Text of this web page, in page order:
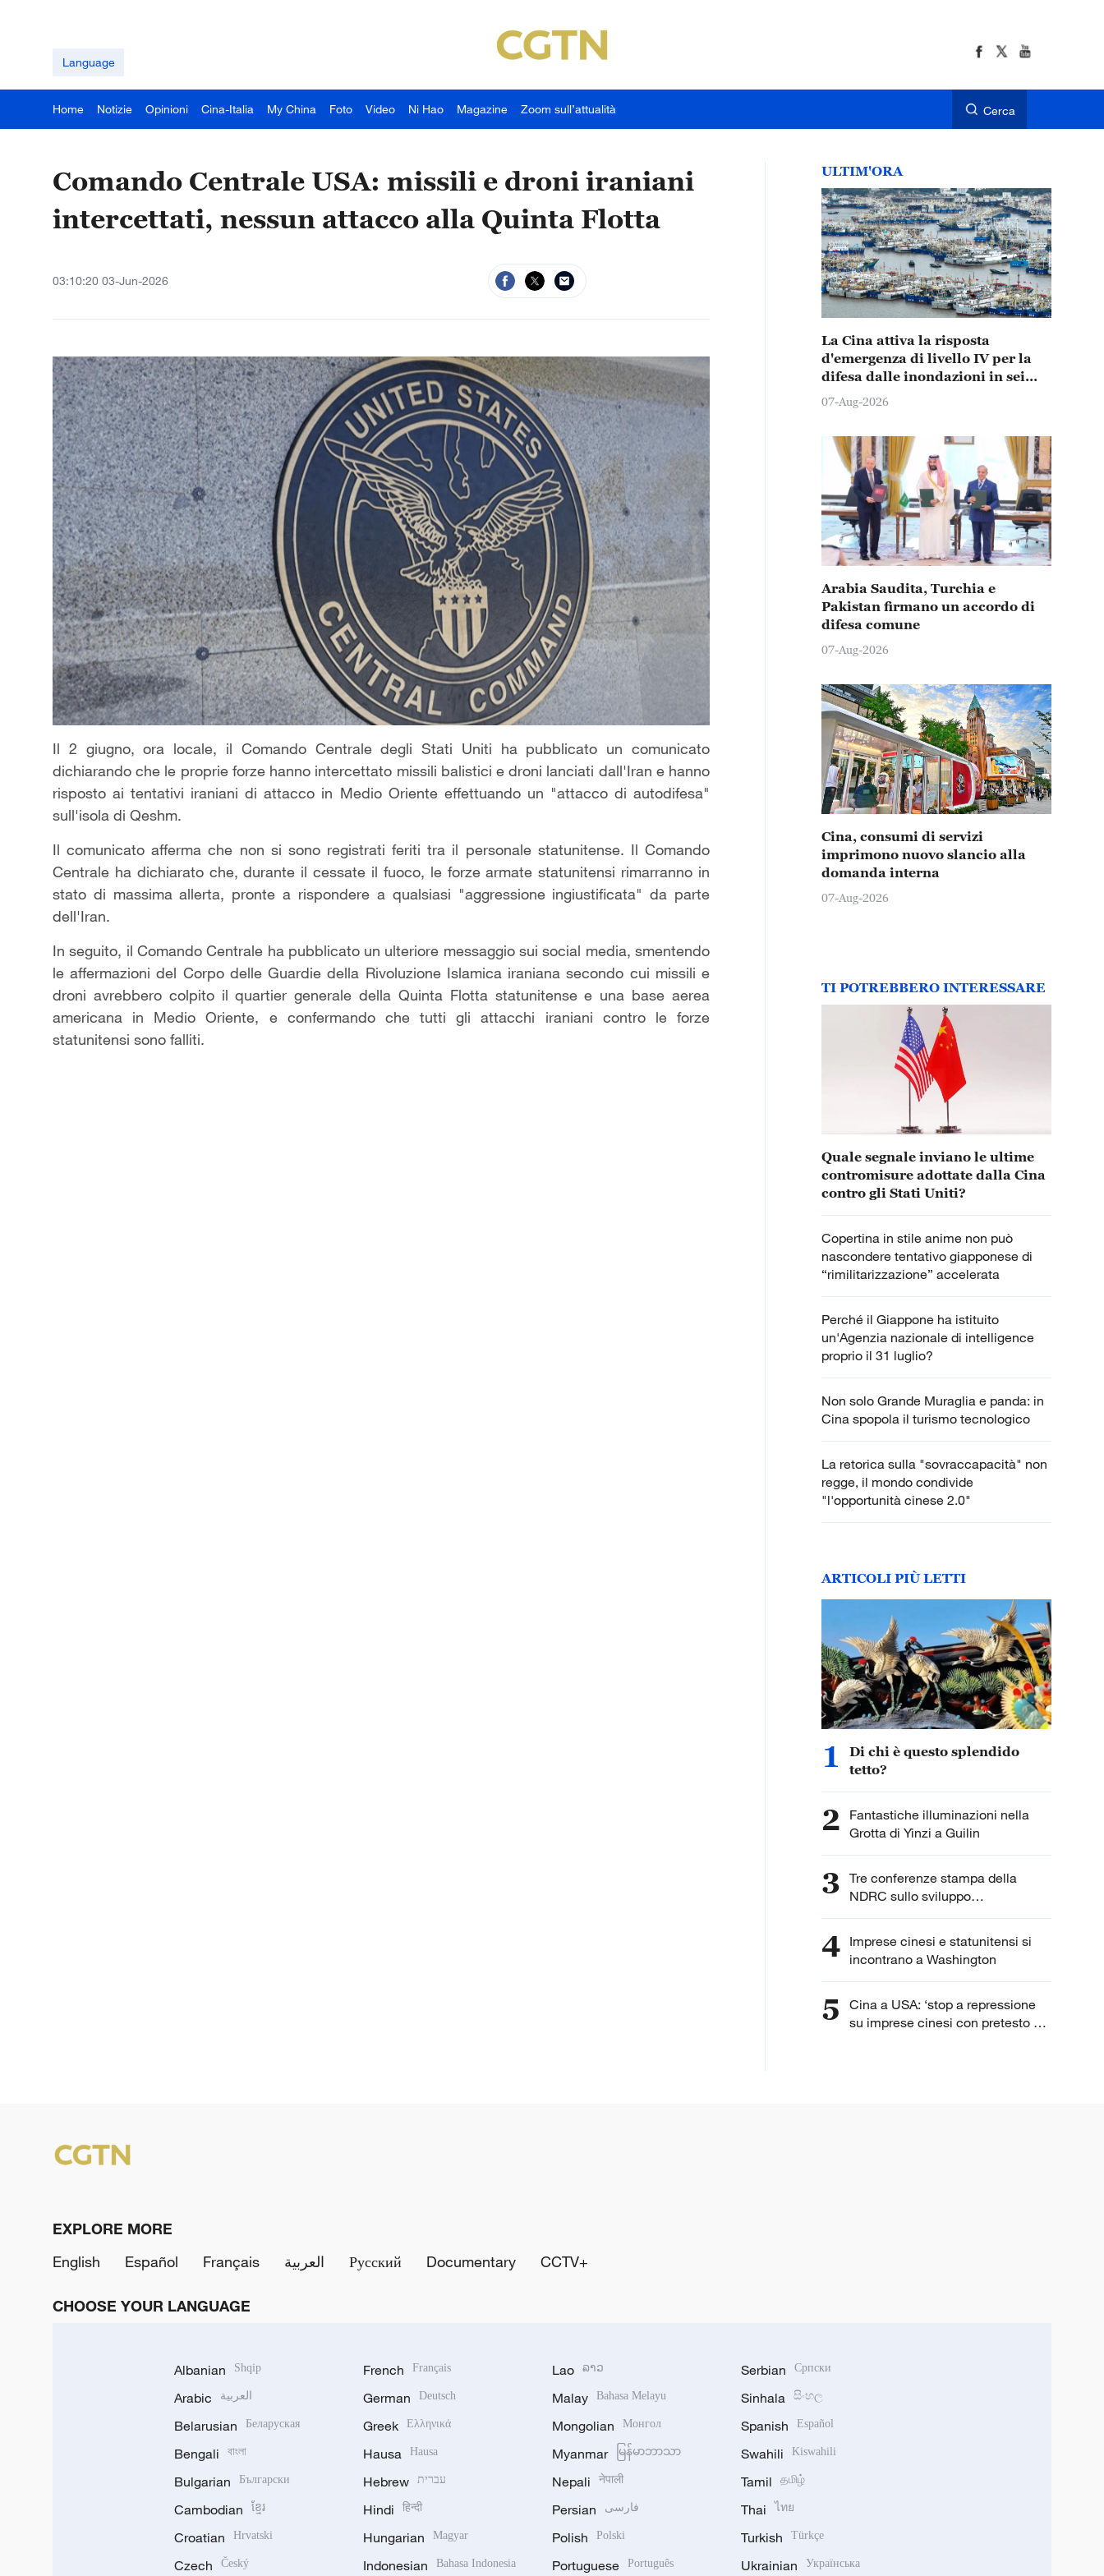
Language
Home Notizie Opinioni Cina-Italia My China Foto Video Ni Hao Magazine Zoom sull’attualità Cerca
Comando Centrale USA: missili e droni iraniani
intercettati, nessun attacco alla Quinta Flotta
03:10:20 03-Jun-2026
Il 2 giugno, ora locale, il Comando Centrale degli Stati Uniti ha pubblicato un comunicato
dichiarando che le proprie forze hanno intercettato missili balistici e droni lanciati dall'Iran e hanno
risposto ai tentativi iraniani di attacco in Medio Oriente effettuando un "attacco di autodifesa"
sull'isola di Qeshm.
Il comunicato afferma che non si sono registrati feriti tra il personale statunitense. Il Comando
Centrale ha dichiarato che, durante il cessate il fuoco, le forze armate statunitensi rimarranno in
stato di massima allerta, pronte a rispondere a qualsiasi "aggressione ingiustificata" da parte
dell'Iran.
In seguito, il Comando Centrale ha pubblicato un ulteriore messaggio sui social media, smentendo
le affermazioni del Corpo delle Guardie della Rivoluzione Islamica iraniana secondo cui missili e
droni avrebbero colpito il quartier generale della Quinta Flotta statunitense e una base aerea
americana in Medio Oriente, e confermando che tutti gli attacchi iraniani contro le forze
statunitensi sono falliti.
ULTIM'ORA
La Cina attiva la risposta
d'emergenza di livello IV per la
difesa dalle inondazioni in sei
province e città
07-Aug-2026
Arabia Saudita, Turchia e
Pakistan firmano un accordo di
difesa comune
07-Aug-2026
Cina, consumi di servizi
imprimono nuovo slancio alla
domanda interna
07-Aug-2026
TI POTREBBERO INTERESSARE
Quale segnale inviano le ultime
contromisure adottate dalla Cina
contro gli Stati Uniti?
Copertina in stile anime non può
nascondere tentativo giapponese di
“rimilitarizzazione” accelerata
Perché il Giappone ha istituito
un'Agenzia nazionale di intelligence
proprio il 31 luglio?
Non solo Grande Muraglia e panda: in
Cina spopola il turismo tecnologico
La retorica sulla "sovraccapacità" non
regge, il mondo condivide
"l'opportunità cinese 2.0"
ARTICOLI PIÙ LETTI
1
Di chi è questo splendido
tetto?
2
Fantastiche illuminazioni nella
Grotta di Yinzi a Guilin
3 Tre conferenze stampa della
NDRC sullo sviluppo
dell'intelligenza artificiale
4 Imprese cinesi e statunitensi si
incontrano a Washington
5
Cina a USA: ‘stop a repressione
su imprese cinesi con pretesto di
EXPLORE MORE
English
Español Français العربية Русский Documentary CCTV+
CHOOSE YOUR LANGUAGE
Albanian Shqip
Arabic العربية
Belarusian Беларуская
Bengali বাংলা
Bulgarian Български
Cambodian ខ្មែរ
Croatian Hrvatski
Czech Český
French Français
German Deutsch
Greek Ελληνικά
Hausa Hausa
Hebrew עברית
Hindi हिन्दी
Hungarian Magyar
Indonesian Bahasa Indonesia
Lao ລາວ
Malay Bahasa Melayu
Mongolian Монгол
Myanmar မြန်မာဘာသာ
Nepali नेपाली
Persian فارسی
Polish Polski
Portuguese Português
Serbian Српски
Sinhala සිංහල
Spanish Español
Swahili Kiswahili
Tamil தமிழ்
Thai ไทย
Turkish Türkçe
Ukrainian Українська